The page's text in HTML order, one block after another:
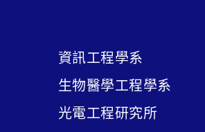
資訊工程學系
生物醫學工程學系
光電工程研究所